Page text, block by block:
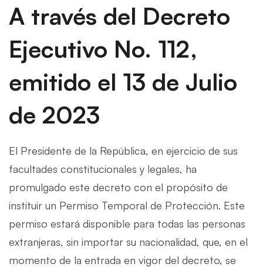
A través del Decreto
Ejecutivo No. 112,
emitido el 13 de Julio
de 2023
El Presidente de la República, en ejercicio de sus
facultades constitucionales y legales, ha
promulgado este decreto con el propósito de
instituir un Permiso Temporal de Protección. Este
permiso estará disponible para todas las personas
extranjeras, sin importar su nacionalidad, que, en el
momento de la entrada en vigor del decreto, se